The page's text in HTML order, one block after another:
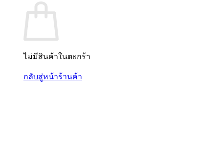
ไม่มีสินค้าในตะกร้า
กลับสู่หน้าร้านค้า